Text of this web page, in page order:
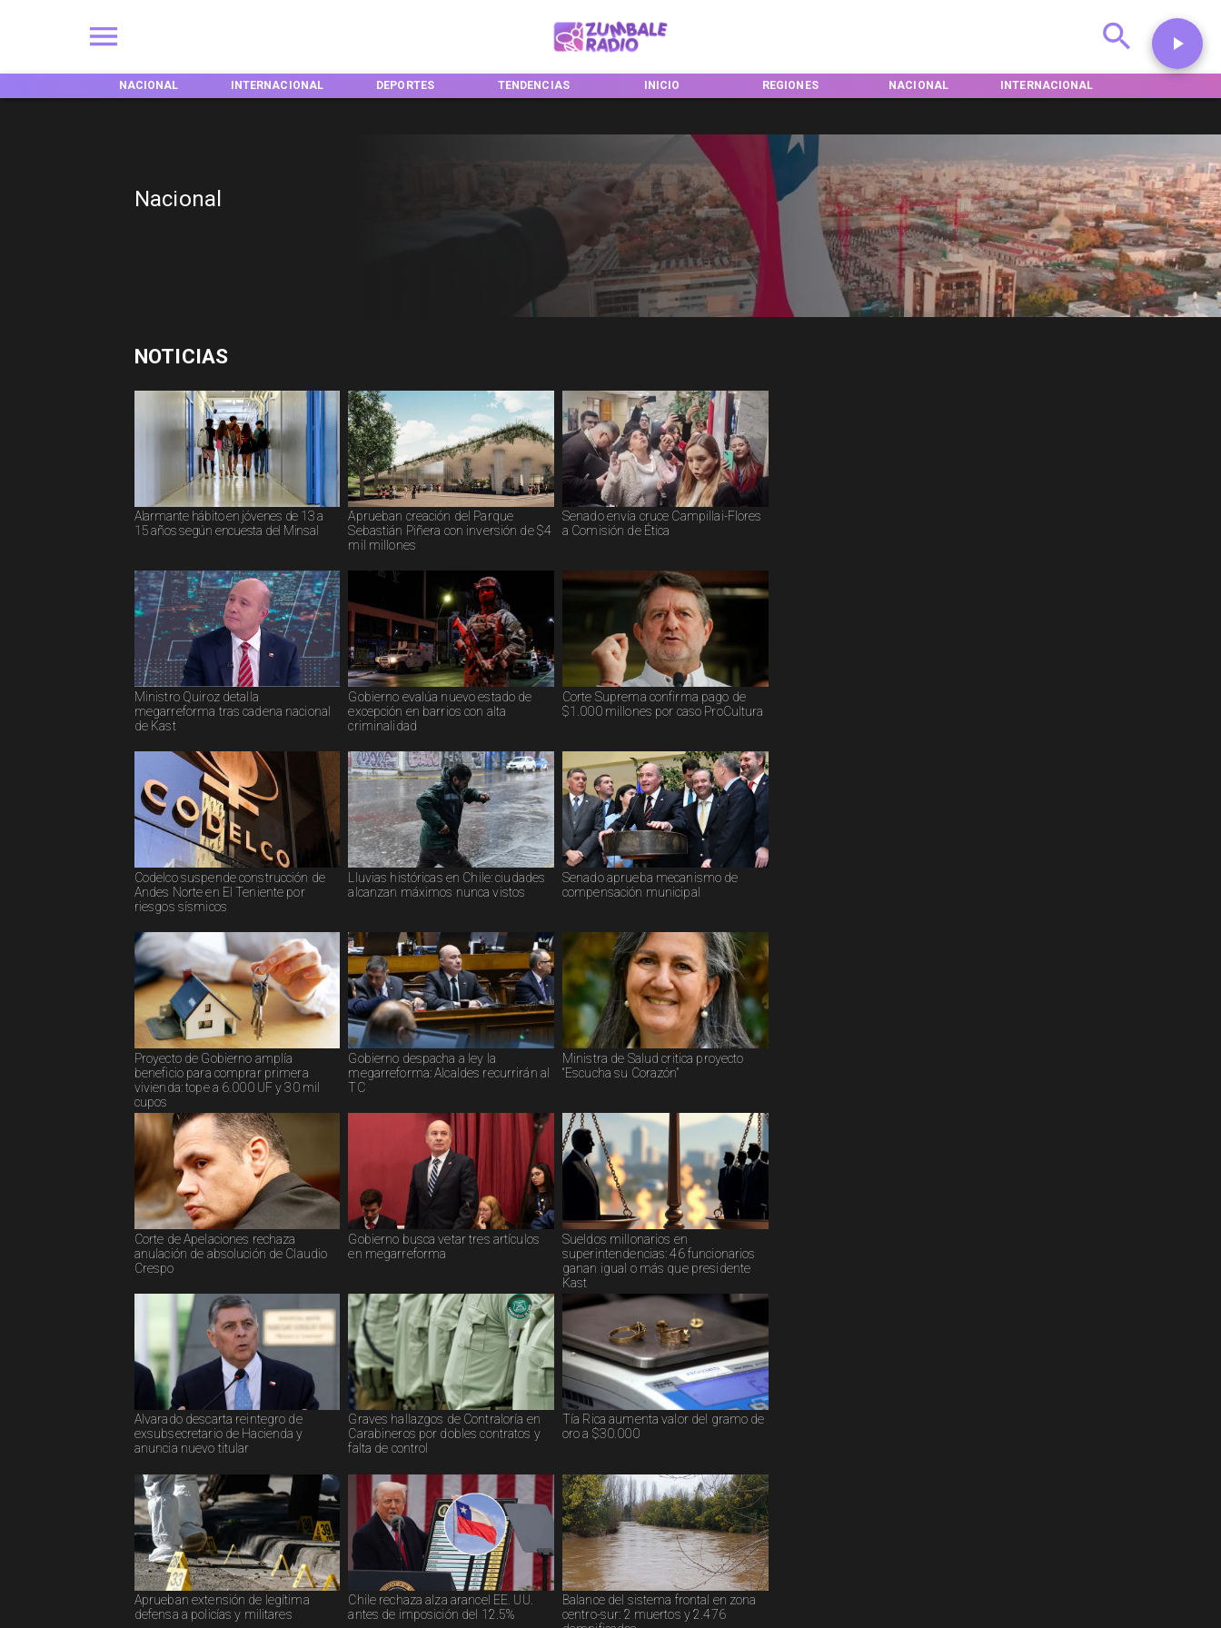
NACIONAL INTERNACIONAL DEPORTES TENDENCIAS INICIO REGIONES NACIONAL INTERNACIONAL
Nacional
NOTICIAS
Alarmante hábito en jóvenes de 13 a
15 años según encuesta del Minsal
Aprueban creación del Parque
Sebastián Piñera con inversión de $4
mil millones
Senado envía cruce Campillai-Flores
a Comisión de Ética
Ministro Quiroz detalla
megarreforma tras cadena nacional
de Kast
Gobierno evalúa nuevo estado de
excepción en barrios con alta
criminalidad
Corte Suprema confirma pago de
$1.000 millones por caso ProCultura
Codelco suspende construcción de
Andes Norte en El Teniente por
riesgos sísmicos
Lluvias históricas en Chile: ciudades
alcanzan máximos nunca vistos
Senado aprueba mecanismo de
compensación municipal
Proyecto de Gobierno amplía
beneficio para comprar primera
vivienda: tope a 6.000 UF y 30 mil
cupos
Gobierno despacha a ley la
megarreforma: Alcaldes recurrirán al
TC
Ministra de Salud critica proyecto
“Escucha su Corazón”
Corte de Apelaciones rechaza
anulación de absolución de Claudio
Crespo
Gobierno busca vetar tres artículos
en megarreforma
Sueldos millonarios en
superintendencias: 46 funcionarios
ganan igual o más que presidente
Kast
Alvarado descarta reintegro de
exsubsecretario de Hacienda y
anuncia nuevo titular
Graves hallazgos de Contraloría en
Carabineros por dobles contratos y
falta de control
Tía Rica aumenta valor del gramo de
oro a $30.000
Aprueban extensión de legítima
defensa a policías y militares
Chile rechaza alza arancel EE. UU.
antes de imposición del 12.5%
Balance del sistema frontal en zona
centro-sur: 2 muertos y 2.476